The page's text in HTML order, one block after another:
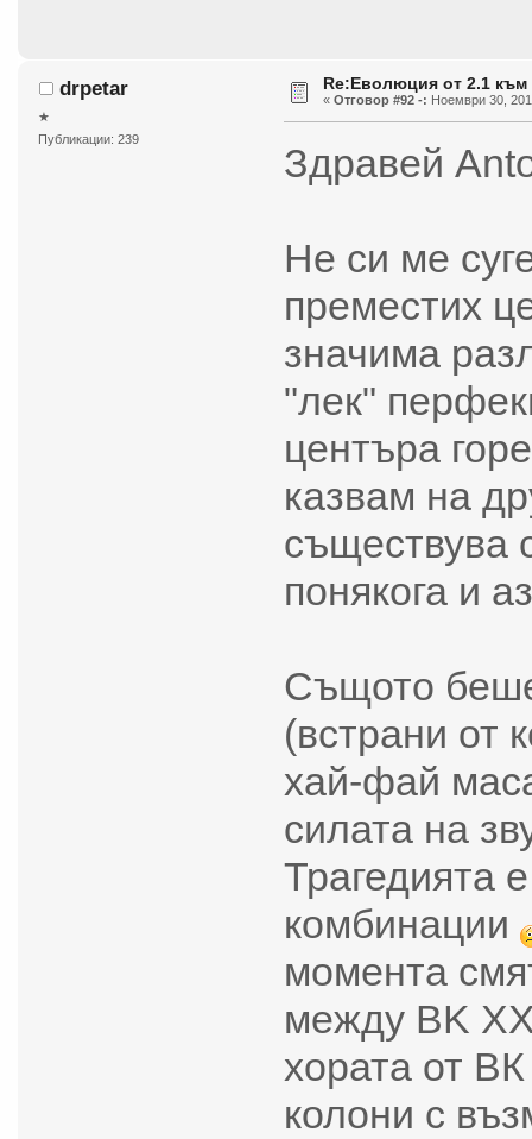
drpetar
★
Публикации: 239
Re:Еволюция от 2.1 към
« Отговор #92 -: Ноември 30,
Здравей
Не си ме
преместих
значима
"лек"
центъра
казвам на
съществува
понякога и
Същото
(встрани от
хай-фай
силата на
Трагедията
комбинации
момента
между BK
хората от
колони с